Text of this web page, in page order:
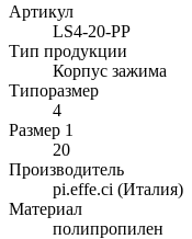
Артикул
LS4-20-PP
Тип продукции
Корпус зажима
Типоразмер
4
Размер 1
20
Производитель
pi.effe.ci (Италия)
Материал
полипропилен